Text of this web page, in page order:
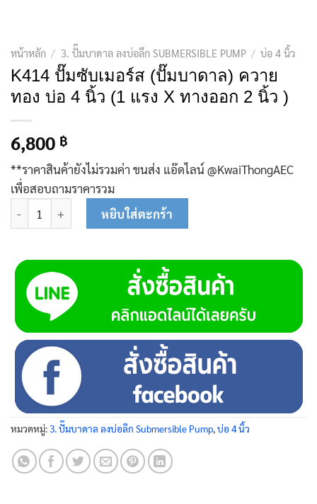
หน้าหลัก / 3. ปั๊มบาดาล ลงบ่อลึก SUBMERSIBLE PUMP / บ่อ 4 นิ้ว
K414 ปั๊มซับเมอร์ส (ปั๊มบาดาล) ควาย
ทอง บ่อ 4 นิ้ว (1 แรง X ทางออก 2 นิ้ว )
6,800 ฿
**ราคาสินค้ายังไม่รวมค่า ขนส่ง แอ๊ดไลน์ @KwaiThongAEC
เพื่อสอบถามราคารวม
จำนวน K414 ปั๊มซับเมอร์ส (ปั๊มบาดาล) ควายทอง บ่อ 4 นิ้ว (1 แรง
หยิบใส่ตะกร้า
หมวดหมู่:3. ปั๊มบาดาล ลงบ่อลึก Submersible Pump,บ่อ 4 นิ้ว